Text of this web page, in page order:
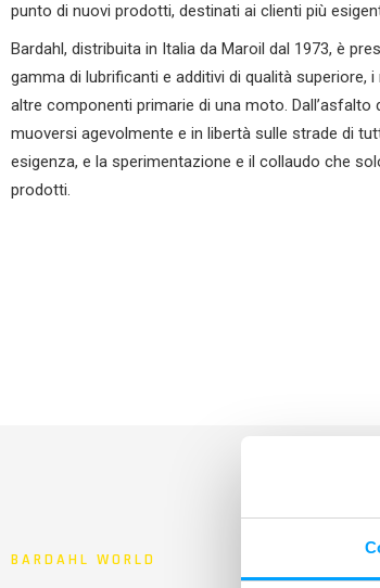
punto di nuovi prodotti, destinati ai clienti più
Bardahl, distribuita in Italia da Maroil dal 1973, è
gamma di lubrificanti e additivi di qualità
altre componenti primarie di una moto.
muoversi agevolmente e in libertà sulle strade di
esigenza, e la sperimentazione e il collaudo che
prodotti.
BARDAHL WORLD